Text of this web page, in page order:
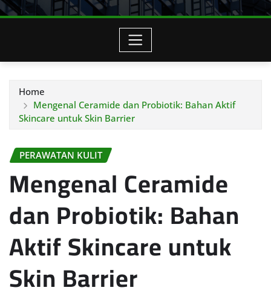
Home
Mengenal Ceramide dan Probiotik: Bahan Aktif
Skincare untuk Skin Barrier
PERAWATAN KULIT
Mengenal Ceramide
dan Probiotik: Bahan
Aktif Skincare untuk
Skin Barrier